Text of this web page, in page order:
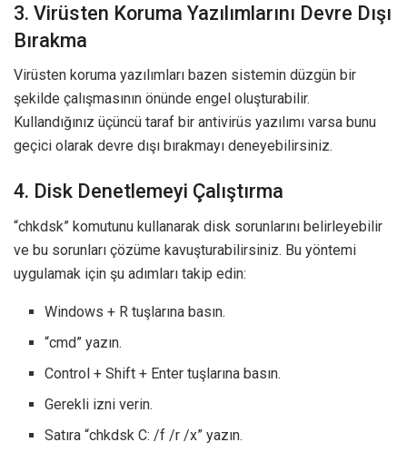
3. Virüsten Koruma Yazılımlarını Devre Dışı
Bırakma
Virüsten koruma yazılımları bazen sistemin düzgün bir
şekilde çalışmasının önünde engel oluşturabilir.
Kullandığınız üçüncü taraf bir antivirüs yazılımı varsa bunu
geçici olarak devre dışı bırakmayı deneyebilirsiniz.
4. Disk Denetlemeyi Çalıştırma
“chkdsk” komutunu kullanarak disk sorunlarını belirleyebilir
ve bu sorunları çözüme kavuşturabilirsiniz. Bu yöntemi
uygulamak için şu adımları takip edin:
Windows + R tuşlarına basın.
“cmd” yazın.
Control + Shift + Enter tuşlarına basın.
Gerekli izni verin.
Satıra “chkdsk C: /f /r /x” yazın.